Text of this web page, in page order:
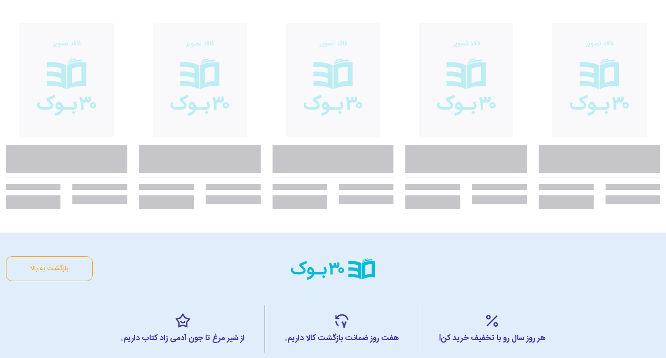
بازگشت به بالا
هر روز سال رو با تخفیف خرید کن! هفت روز ضمانت بازگشت کالا داریم. از شیر مرغ تا جون آدمی زاد کتاب داریم.